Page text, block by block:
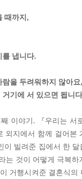
때까지,
를 냅니다.
을 두려워하지 않아요,
기에 서 있으면 됩니
이야기. 『우리는
외지에서 함께 걸어
이 빌려준 집에서 한
는 것이 어떻게 극복
거행시켜준 결혼식